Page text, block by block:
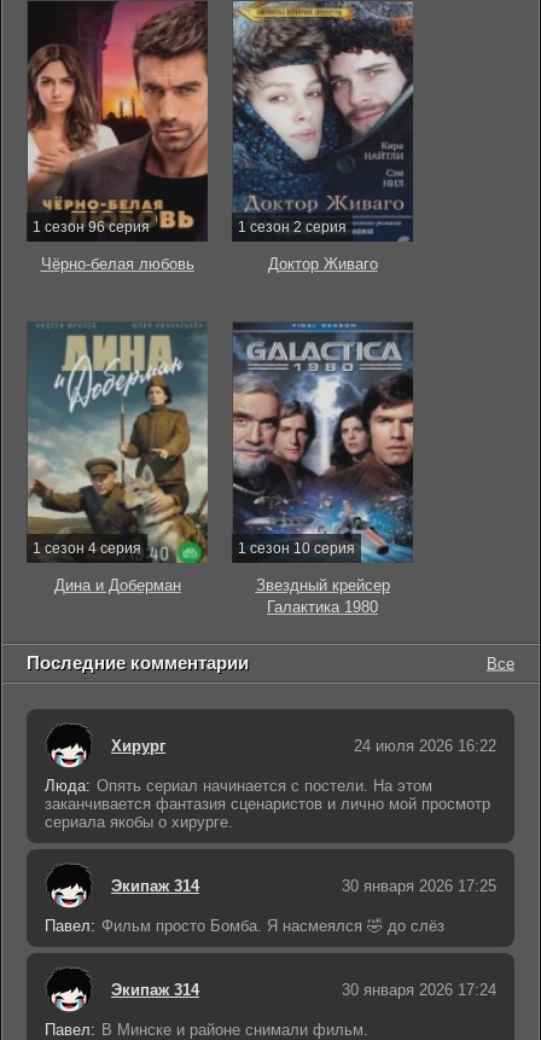
1 сезон 96 серия
Чёрно-белая любовь
1 сезон 2 серия
Доктор Живаго
1 сезон 4 серия
Дина и Доберман
1 сезон 10 серия
Звездный крейсер
Галактика 1980
Последние комментарии Все
Хирург 24 июля 2026 16:22
Люда: Опять сериал начинается с постели. На этом
заканчивается фантазия сценаристов и лично мой просмотр
сериала якобы о хирурге.
Экипаж 314 30 января 2026 17:25
Павел: Фильм просто Бомба. Я насмеялся 🤣 до слёз
Экипаж 314 30 января 2026 17:24
Павел: В Минске и районе снимали фильм.